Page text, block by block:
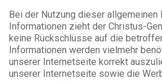
Bei der Nutzung dieser allgemeinen
Informationen zieht der Christus-
keine Rückschlüsse auf die
Informationen werden vielmehr
unserer Internetseite korrekt
unserer Internetseite sowie die